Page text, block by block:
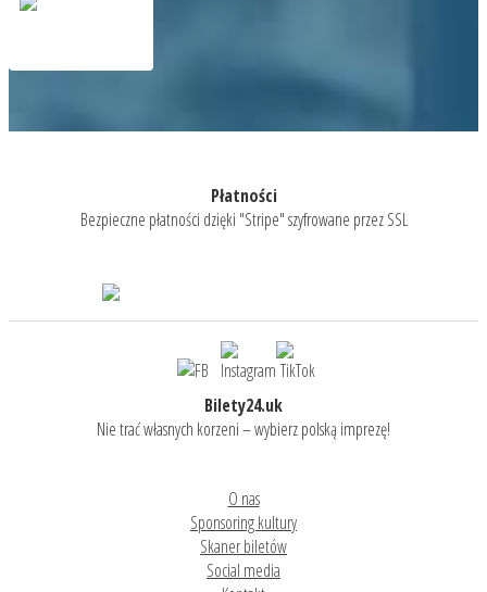
Płatności
Bezpieczne płatności dzięki "Stripe" szyfrowane przez SSL
Bilety24.uk
Nie trać własnych korzeni – wybierz polską imprezę!
O nas
Sponsoring kultury
Skaner biletów
Social media